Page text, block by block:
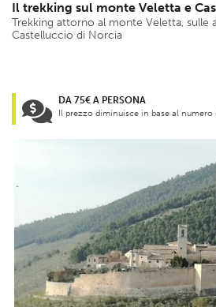
Il trekking sul monte Veletta e
Trekking attorno al monte Veletta, sulle
Castelluccio di Norcia
DA 75€ A PERSONA
Il prezzo diminuisce in base al numero